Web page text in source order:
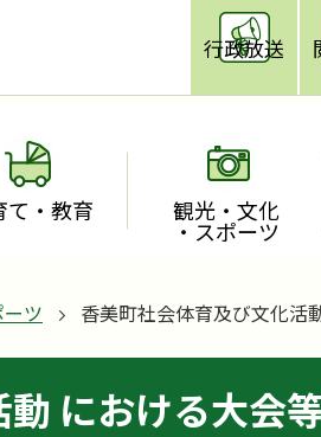
行政放送
て・教育 観光・文化
・スポーツ
ツ 香美町社会体育及び文化活
における大会